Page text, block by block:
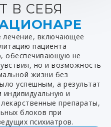
В СЕБЯ
лечение, включающее
пациента
обеспечивающую не
но и возможность
жизни без
успешным, а результат
и
препараты,
блоков при
психиатров.